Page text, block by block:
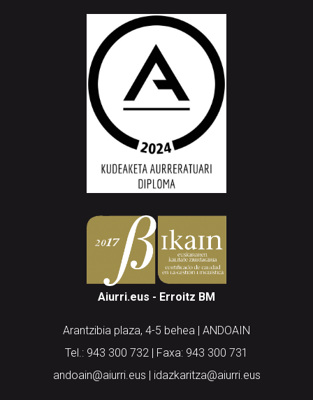
Aiurri.eus - Erroitz BM
Arantzibia plaza, 4-5 behea | ANDOAIN
Tel.: 943 300 732 | Faxa: 943 300 731
andoain@aiurri.eus | idazkaritza@aiurri.eus